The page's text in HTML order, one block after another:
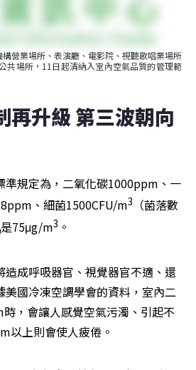
營業場所、表演廳、電影院、視聽歌唱業場所
共場所，11日起清納入室內空氣品質的管理範
再升級 第三波朝向
準規定為，二氧化碳1000ppm、一
、細菌1500CFU/m3
（菌落數
是75μg/m3 。
造成呼吸器官、視覺器官不適、還
美國冷凍空調學會的資料，室內二
，會讓人感覺空氣污濁、引起不
以上則會使人疲倦。